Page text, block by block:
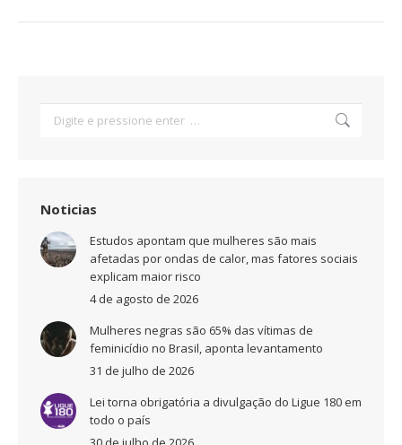
Noticias
Estudos apontam que mulheres são mais
afetadas por ondas de calor, mas fatores sociais
explicam maior risco
4 de agosto de 2026
Mulheres negras são 65% das vítimas de
feminicídio no Brasil, aponta levantamento
31 de julho de 2026
Lei torna obrigatória a divulgação do Ligue 180 em
todo o país